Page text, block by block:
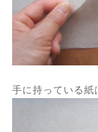
手に持っている紙